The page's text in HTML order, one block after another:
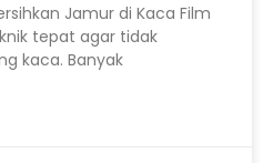
Jamur di Kaca Film
tepat agar tidak
kaca. Banyak